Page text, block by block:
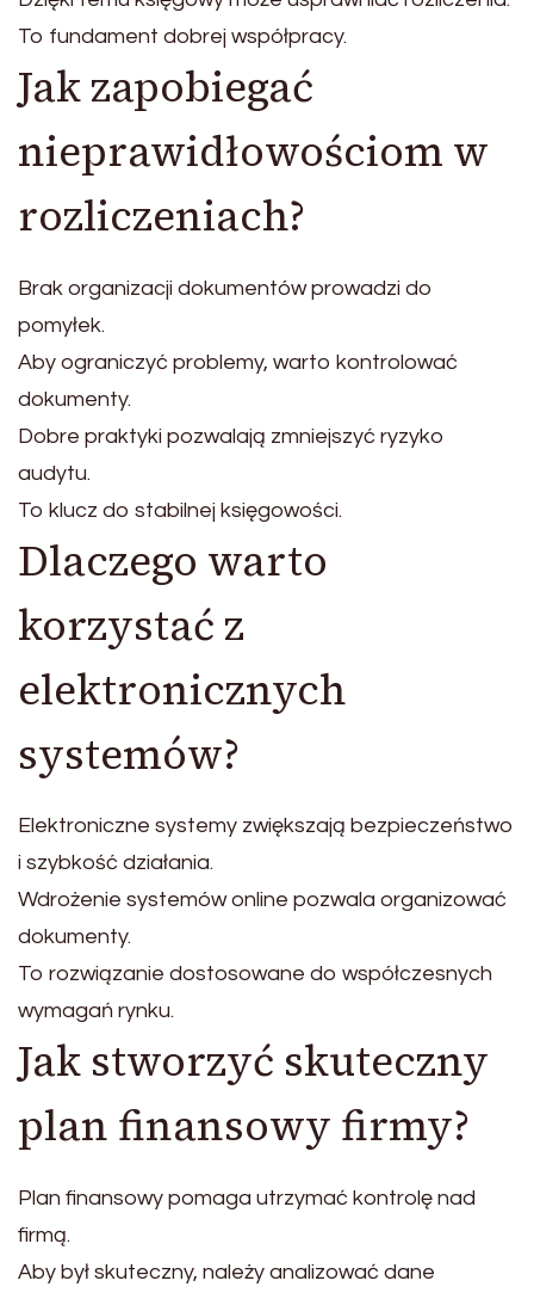
To fundament dobrej współpracy.
Jak zapobiegać
nieprawidłowościom w
rozliczeniach?
Brak organizacji dokumentów prowadzi do
pomyłek.
Aby ograniczyć problemy, warto kontrolować
dokumenty.
Dobre praktyki pozwalają zmniejszyć ryzyko
audytu.
To klucz do stabilnej księgowości.
Dlaczego warto
korzystać z
elektronicznych
systemów?
Elektroniczne systemy zwiększają bezpieczeństwo
i szybkość działania.
Wdrożenie systemów online pozwala organizować
dokumenty.
To rozwiązanie dostosowane do współczesnych
wymagań rynku.
Jak stworzyć skuteczny
plan finansowy firmy?
Plan finansowy pomaga utrzymać kontrolę nad
firmą.
Aby był skuteczny, należy analizować dane